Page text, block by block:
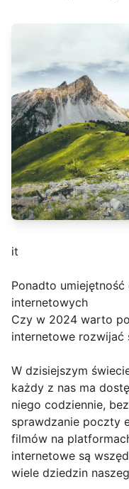
it
Ponadto umiejętność
internetowych
Czy w 2024 warto
internetowe rozwijać
W dzisiejszym
każdy z nas ma
niego codziennie,
sprawdzanie poczty
filmów na
internetowe są
wiele dziedzin